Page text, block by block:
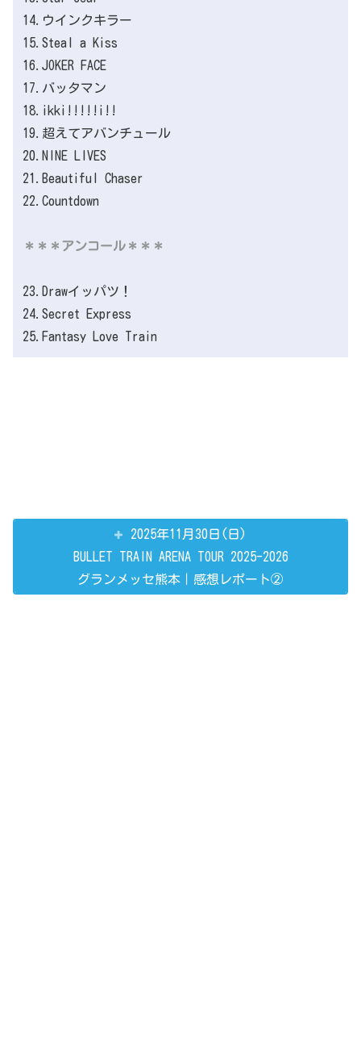
14.ウインクキラー
15.Steal a Kiss
16.JOKER FACE
17.バッタマン
18.ikki!!!!!i!!
19.超えてアバンチュール
20.NINE LIVES
21.Beautiful Chaser
22.Countdown
＊＊＊アンコール＊＊＊
23.Drawイッパツ！
24.Secret Express
25.Fantasy Love Train
2025年11月30日(日)
BULLET TRAIN ARENA TOUR 2025-2026
グランメッセ熊本｜感想レポート②